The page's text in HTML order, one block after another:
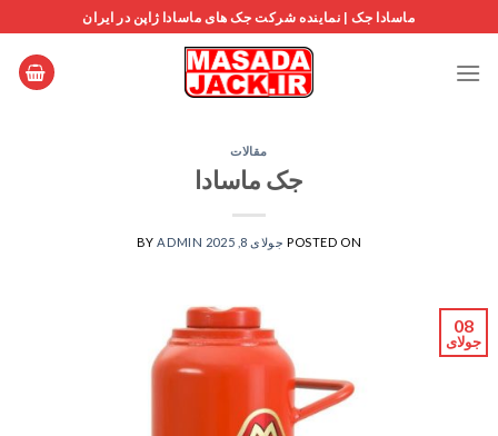
to
content
ماسادا جک | نماینده شرکت جک های ماسادا ژاپن در ایران
مقالات
جک ماسادا
POSTED ON جولای 8, 2025 BY ADMIN
08
جولای